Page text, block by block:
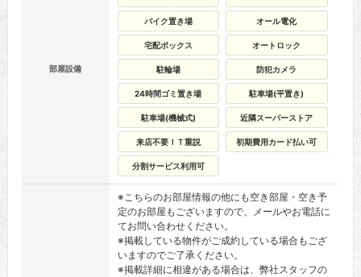
部屋設備
バイク置き場 オール電化
宅配ボックス オートロック
駐輪場 防犯カメラ
24時間ゴミ置き場 駐車場(平置き)
駐車場(機械式) 近隣スーパーストア
来店不要ＩＴ重説 初期費用カード払い可
分割サービス利用可
※こちらのお部屋情報の他にも空き部屋・空き予
定のお部屋もございますので、メールやお電話に
てお問い合わせください。
※掲載している物件がご成約している場合もござ
いますのでご了承ください。
※掲載詳細に相違がある場合は、弊社スタッフの